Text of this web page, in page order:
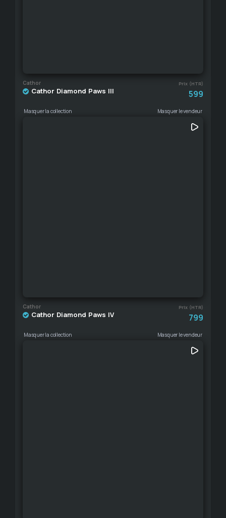
Cathor Prix (HTR)
Cathor Diamond Paws III 599
Masquer la collection Masquer le vendeur
Cathor Prix (HTR)
Cathor Diamond Paws IV 799
Masquer la collection Masquer le vendeur